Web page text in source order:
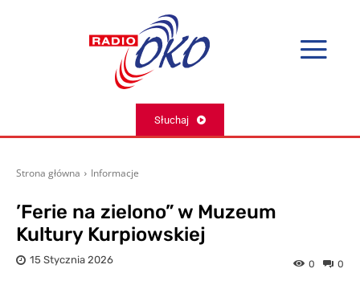
Słuchaj
Strona główna Informacje
’Ferie na zielono” w Muzeum
Kultury Kurpiowskiej
15 Stycznia 2026 0
0